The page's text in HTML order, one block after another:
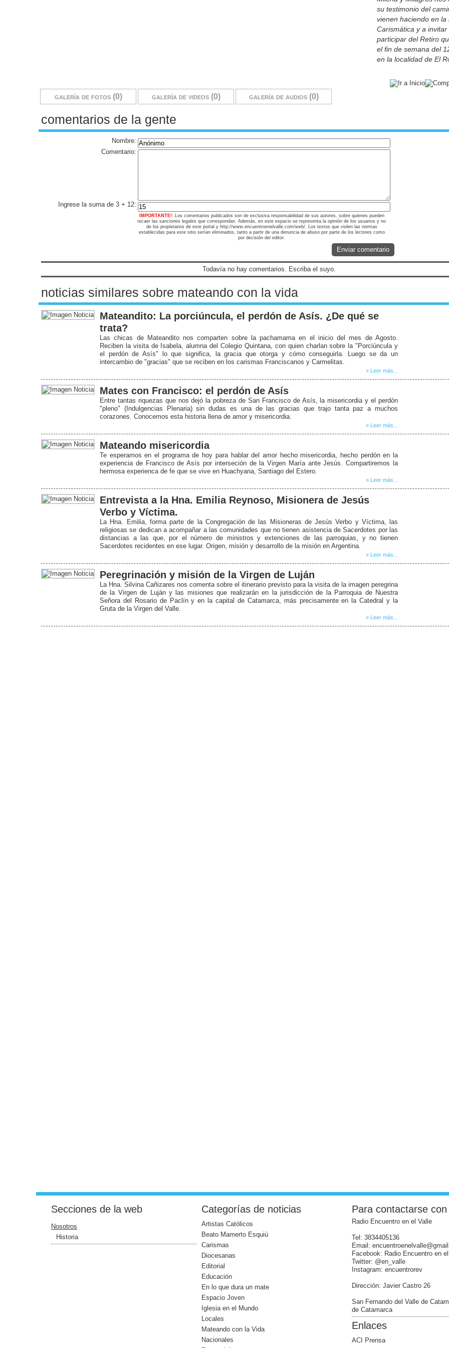
su testimonio del
vienen haciendo en la
Carismática y a
participar del Retiro
el fin de semana del
en la localidad de El
galería de fotos (0) galería de videos (0) galería de audios (0)
comentarios de la gente
Nombre:
Comentario:
Ingrese la suma de 3 + 12:
IMPORTANTE!: Los comentarios publicados son de exclusiva responsabilidad de sus autores, sobre quienes pueden
recaer las sanciones legales que correspondan. Además, en este espacio se representa la opinión de los usuarios y no
de los propietarios de este portal y http://www.encuentroenelvalle.com/web/. Los textos que violen las normas
establecidas para este sitio serían eliminados, tanto a partir de una denuncia de abuso por parte de los lectores como
por decisión del editor.
Enviar comentario
Todavía no hay comentarios. Escriba el suyo.
noticias similares sobre mateando con la vida
Mateandito: La porciúncula, el perdón de Asís. ¿De qué se
trata?
Las chicas de Mateandito nos comparten sobre la pachamama en el inicio del mes de Agosto.
Reciben la visita de Isabela, alumna del Colegio Quintana, con quien charlan sobre la "Porciúncula y
el perdón de Asís" lo que significa, la gracia que otorga y cómo conseguirla. Luego se da un
intercambio de "gracias" que se reciben en los carismas Franciscanos y Carmelitas.
» Leer más...
Mates con Francisco: el perdón de Asís
Entre tantas riquezas que nos dejó la pobreza de San Francisco de Asís, la misericordia y el perdón
"pleno" (Indulgencias Plenaria) sin dudas es una de las gracias que trajo tanta paz a muchos
corazones. Conocemos esta historia llena de amor y misericordia.
» Leer más...
Mateando misericordia
Te esperamos en el programa de hoy para hablar del amor hecho misericordia, hecho perdón en la
experiencia de Francisco de Asís por interseción de la Virgen María ante Jesús. Compartiremos la
hermosa experienca de fe que se vive en Huachyana, Santiago del Estero.
» Leer más...
Entrevista a la Hna. Emilia Reynoso, Misionera de Jesús
Verbo y Víctima.
La Hna. Emilia, forma parte de la Congregación de las Misioneras de Jesús Verbo y Víctima, las
religiosas se dedican a acompañar a las comunidades que no tienen asistencia de Sacerdotes por las
distancias a las que, por el número de ministros y extenciones de las parroquias, y no tienen
Sacerdotes recidentes en ese lugar. Origen, misión y desarrollo de la misión en Argentina.
» Leer más...
Peregrinación y misión de la Virgen de Luján
La Hna. Silvina Cañizares nos comenta sobre el itinerario previsto para la visita de la imagen peregrina
de la Virgen de Luján y las misiones que realizarán en la jurisdicción de la Parroquia de Nuestra
Señora del Rosario de Paclín y en la capital de Catamarca, más precisamente en la Catedral y la
Gruta de la Virgen del Valle.
» Leer más...
Secciones de la web
Nosotros
Historia
Categorías de noticias
Artistas Católicos
Beato Mamerto Esquiú
Carismas
Diocesanas
Editorial
Educación
En lo que dura un mate
Espacio Joven
Iglesia en el Mundo
Locales
Mateando con la Vida
Nacionales
Para contactarse
Radio Encuentro en el Valle
Tel: 3834405136
Email:
Facebook: Radio Encuentro en
Twitter: @en_valle
Instagram: encuentrorev
Dirección: Javier Castro 26
San Fernando del Valle de
de Catamarca
Enlaces
ACI Prensa